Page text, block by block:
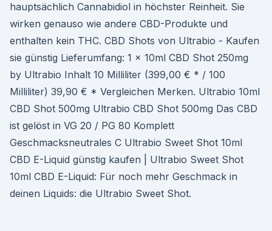
hauptsächlich Cannabidiol in höchster Reinheit. Sie
wirken genauso wie andere CBD-Produkte und
enthalten kein THC. CBD Shots von Ultrabio - Kaufen
sie günstig Lieferumfang: 1 x 10ml CBD Shot 250mg
by Ultrabio Inhalt 10 Milliliter (399,00 € * / 100
Milliliter) 39,90 € * Vergleichen Merken. Ultrabio 10ml
CBD Shot 500mg Ultrabio CBD Shot 500mg Das CBD
ist gelöst in VG 20 / PG 80 Komplett
Geschmacksneutrales C Ultrabio Sweet Shot 10ml
CBD E-Liquid günstig kaufen | Ultrabio Sweet Shot
10ml CBD E-Liquid: Für noch mehr Geschmack in
deinen Liquids: die Ultrabio Sweet Shot.